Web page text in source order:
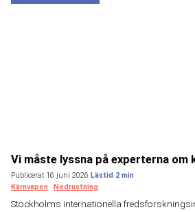
Vi måste lyssna på experterna om
Publicerat 16 juni 2026
Kärnvapen
Nedrustning
Stockholms internationella